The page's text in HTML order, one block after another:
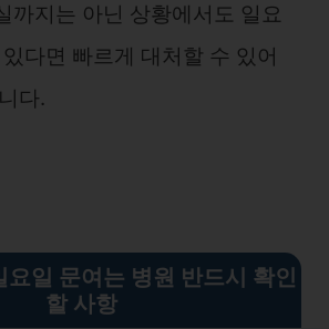
까지는 아닌 상황에서도 일요
다면 빠르게 대처할 수 있어
다.
요일 문여는 병원 반드시 확인
할 사항